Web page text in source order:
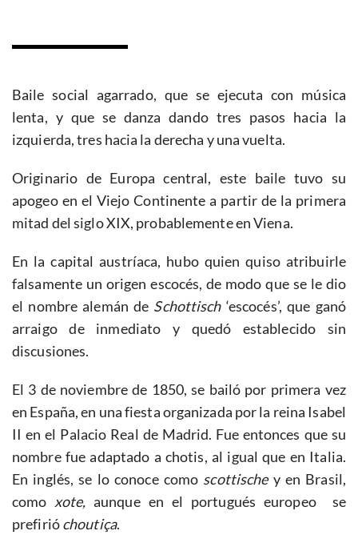
Baile social agarrado, que se ejecuta con música
lenta, y que se danza dando tres pasos hacia la
izquierda, tres hacia la derecha y una vuelta.
Originario de Europa central, este baile tuvo su
apogeo en el Viejo Continente a partir de la primera
mitad del siglo XIX, probablemente en Viena.
En la capital austríaca, hubo quien quiso atribuirle
falsamente un origen escocés, de modo que se le dio
el nombre alemán de Schottisch‘escocés’, que ganó
arraigo de inmediato y quedó establecido sin
discusiones.
El 3 de noviembre de 1850, se bailó por primera vez
en España, en una fiesta organizada por la reina Isabel
II en el Palacio Real de Madrid. Fue entonces que su
nombre fue adaptado a chotis, al igual que en Italia.
En inglés, se lo conoce como scottischey en Brasil,
comoxote, aunque en el portugués europeo se
prefirióchoutiça.